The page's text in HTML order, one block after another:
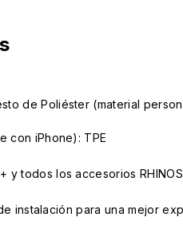
de Poliéster (material
con iPhone): TPE
y todos los accesorios
instalación para una mejor